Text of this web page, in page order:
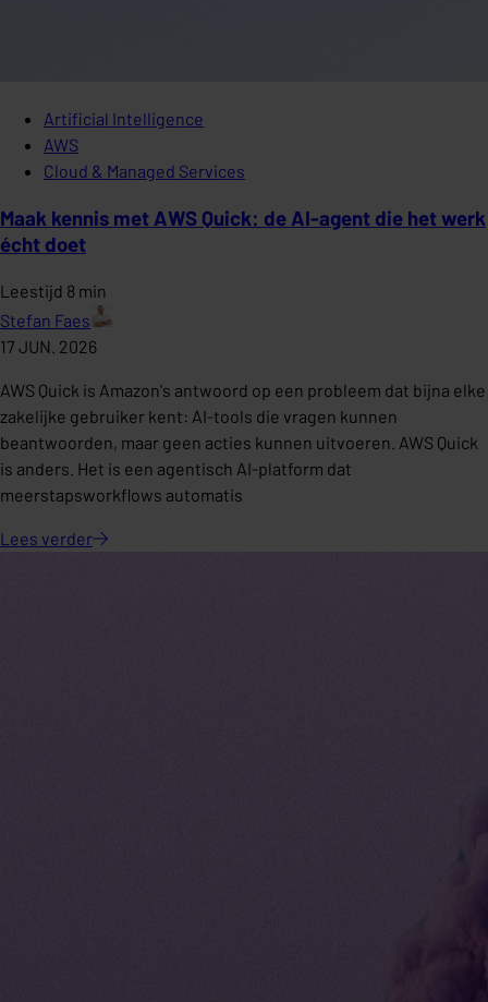
Artificial Intelligence
AWS
Cloud & Managed Services
Maak kennis met AWS Quick: de AI-agent die het werk
écht doet
Leestijd 8 min
Stefan Faes
17 JUN. 2026
AWS Quick is Amazon's antwoord op een probleem dat bijna elke
zakelijke gebruiker kent: AI-tools die vragen kunnen
beantwoorden, maar geen acties kunnen uitvoeren. AWS Quick
is anders. Het is een agentisch AI-platform dat
meerstapsworkflows automatis
Lees verder